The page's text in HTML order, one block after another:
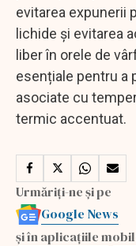
evitarea expunerii
lichide și evitarea
liber în orele de
esențiale pentru a
asociate cu
termic accentuat.
Urmăriți-ne și pe
Google News
și în aplicațiile